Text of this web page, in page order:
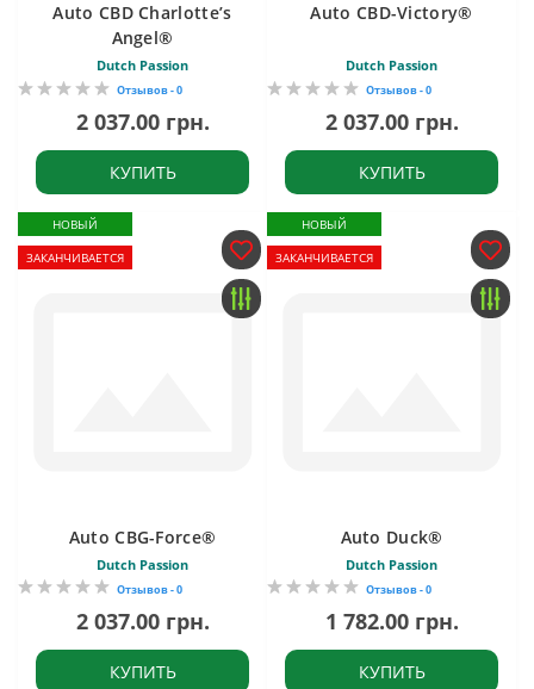
Auto CBD Charlotte’s
Angel®
Dutch Passion
Отзывов - 0
2 037.00 грн.
КУПИТЬ
Auto CBD-Victory®
Dutch Passion
Отзывов - 0
2 037.00 грн.
КУПИТЬ
НОВЫЙ
ЗАКАНЧИВАЕТСЯ
Auto CBG-Force®
Dutch Passion
Отзывов - 0
2 037.00 грн.
КУПИТЬ
НОВЫЙ
ЗАКАНЧИВАЕТСЯ
Auto Duck®
Dutch Passion
Отзывов - 0
1 782.00 грн.
КУПИТЬ